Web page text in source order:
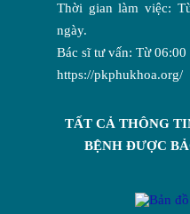
Thời gian làm việc:
ngày.
Bác sĩ tư vấn: Từ 06:00
https://pkphukhoa.org/
TẤT CẢ THÔNG
BỆNH ĐƯỢC